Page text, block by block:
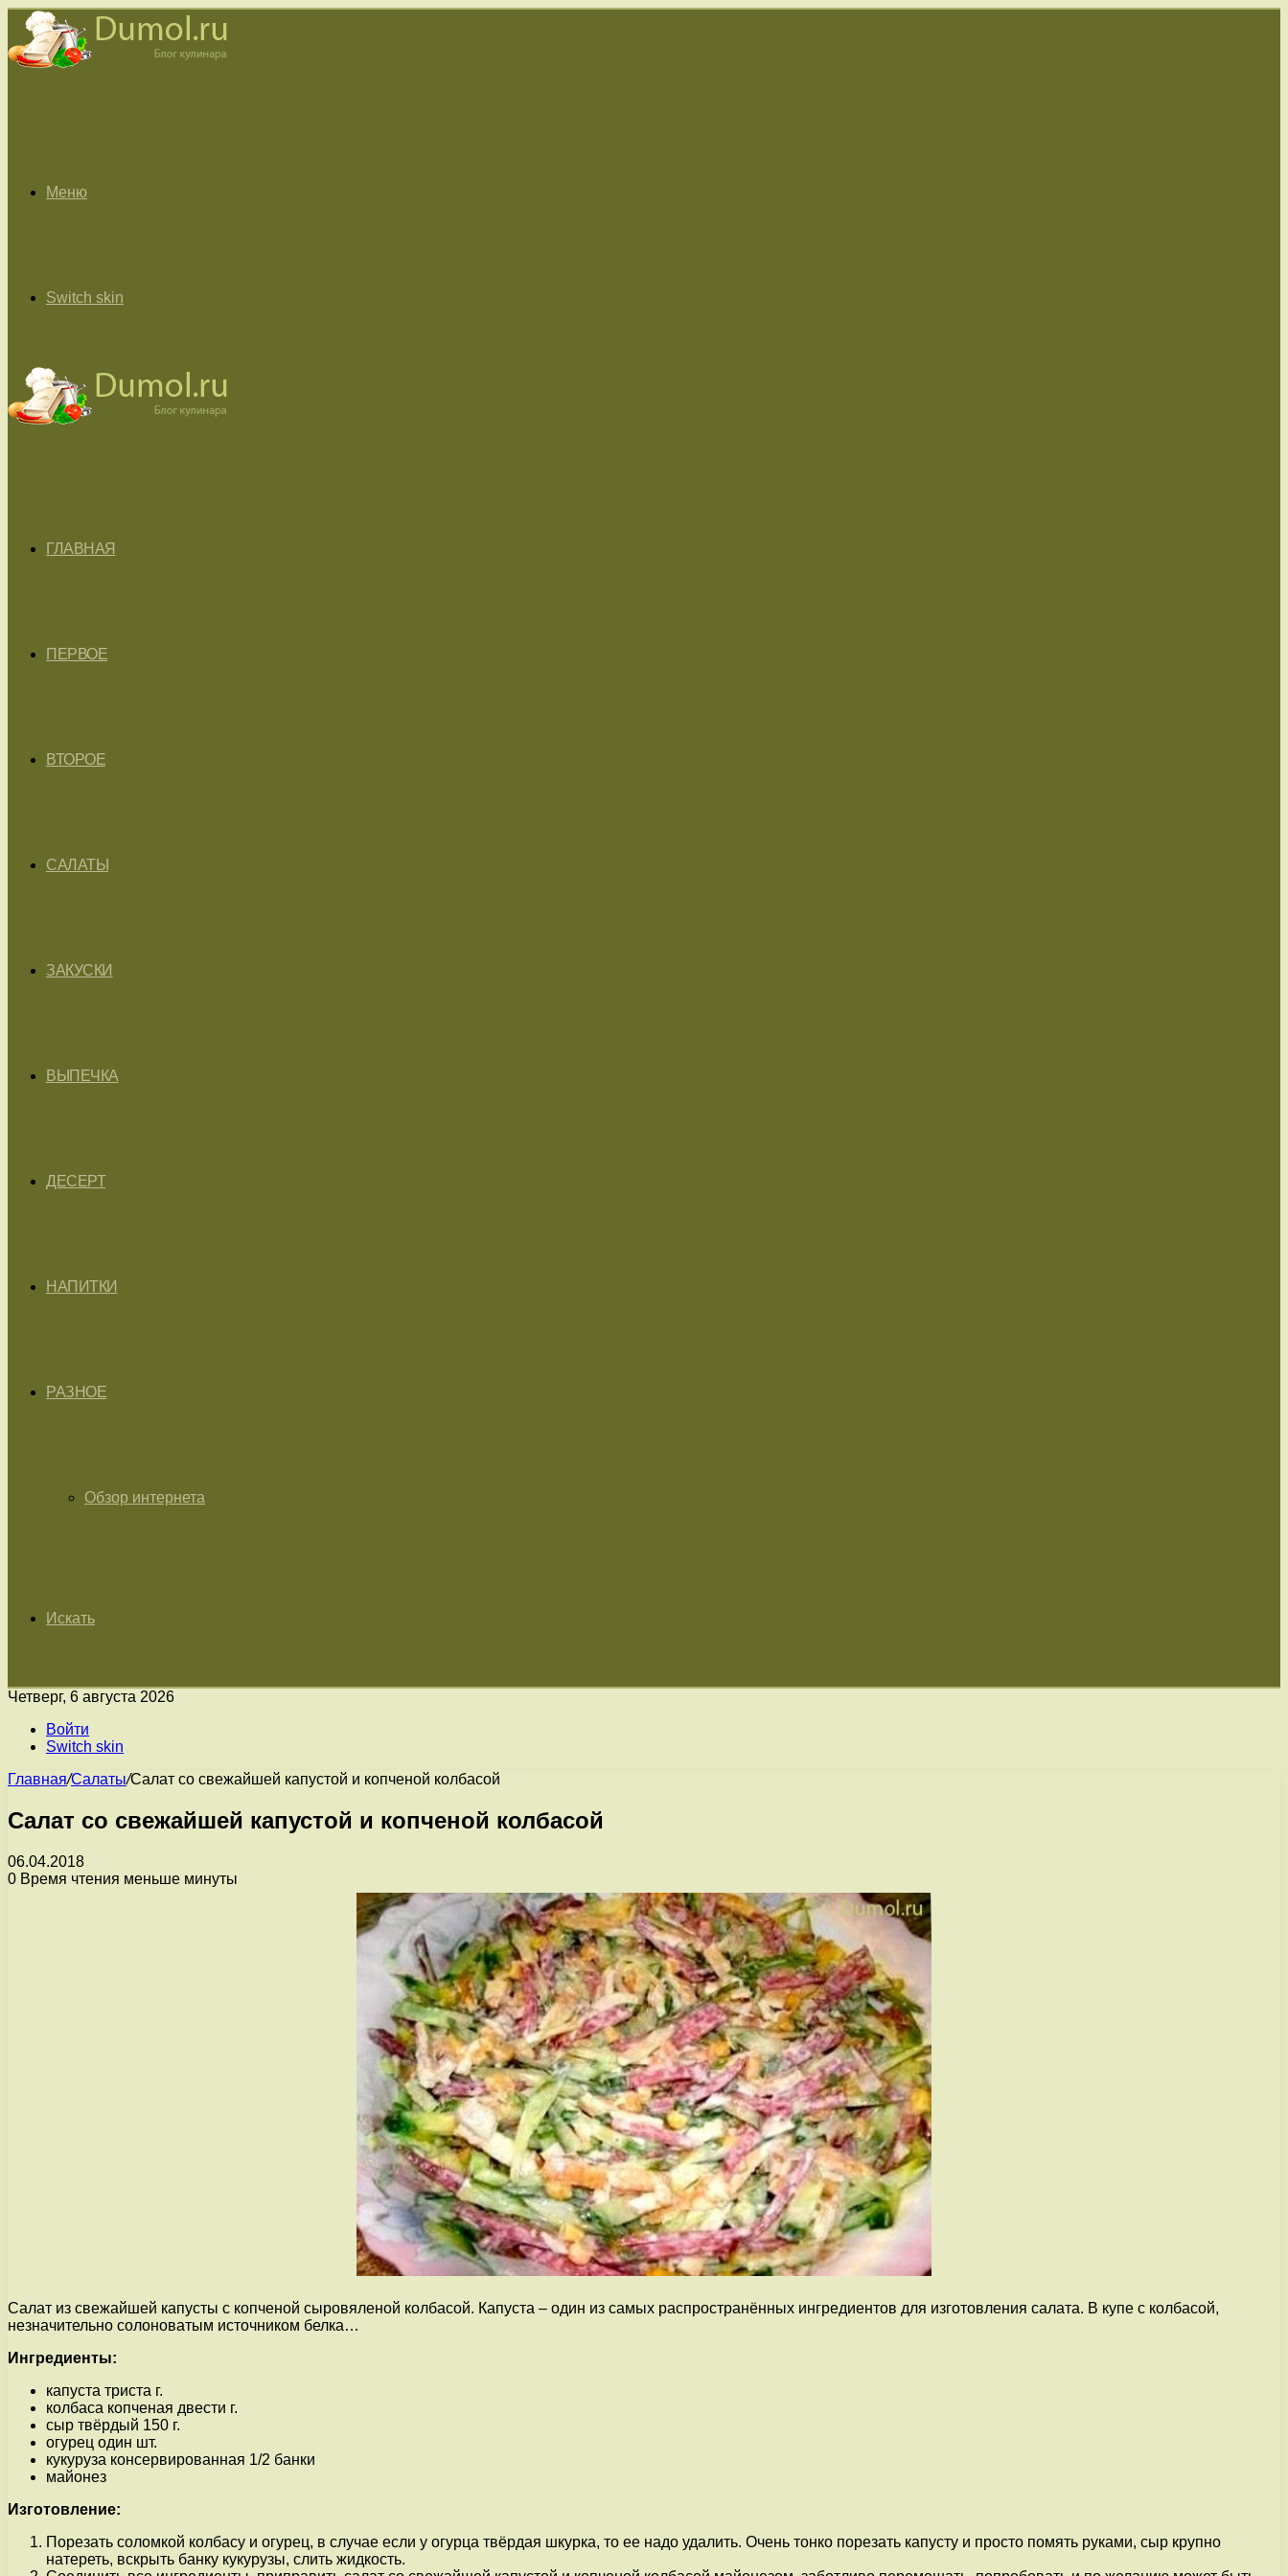
Меню
Switch skin
ГЛАВНАЯ
ПЕРВОЕ
ВТОРОЕ
САЛАТЫ
ЗАКУСКИ
ВЫПЕЧКА
ДЕСЕРТ
НАПИТКИ
РАЗНОЕ
Обзор интернета
Искать
Четверг, 6 августа 2026
Войти
Switch skin
Главная/Салаты/Салат со свежайшей капустой и копченой колбасой
Салат со свежайшей капустой и копченой колбасой
06.04.2018
0 Время чтения меньше минуты
Салат из свежайшей капусты с копченой сыровяленой колбасой. Капуста – один из самых распространённых ингредиентов для изготовления салата. В купе с колбасой,
незначительно солоноватым источником белка…
Ингредиенты:
капуста триста г.
колбаса копченая двести г.
сыр твёрдый 150 г.
огурец один шт.
кукуруза консервированная 1/2 банки
майонез
Изготовление:
Порезать соломкой колбасу и огурец, в случае если у огурца твёрдая шкурка, то ее надо удалить. Очень тонко порезать капусту и просто помять руками, сыр крупно
натереть, вскрыть банку кукурузы, слить жидкость.